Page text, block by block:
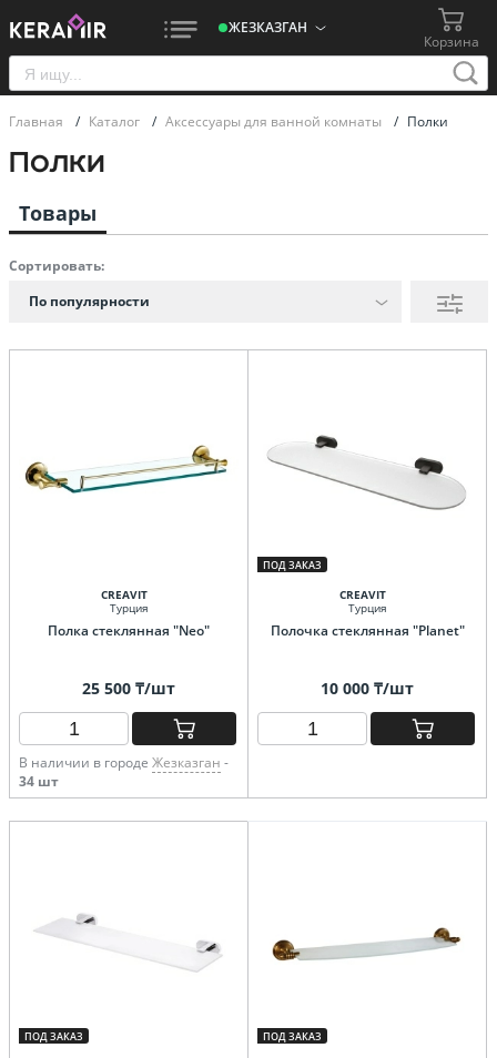
ЖЕЗКАЗГАН
Корзина
Главная / Каталог / Аксессуары для ванной комнаты / Полки
Полки
Товары
Сортировать:
По популярности
CREAVIT
Турция
Полка стеклянная "Neo"
25 500 ₸/шт
В наличии в городе Жезказган -
34 шт
ПОД ЗАКАЗ
CREAVIT
Турция
Полочка стеклянная "Planet"
10 000 ₸/шт
ПОД ЗАКАЗ ПОД ЗАКАЗ